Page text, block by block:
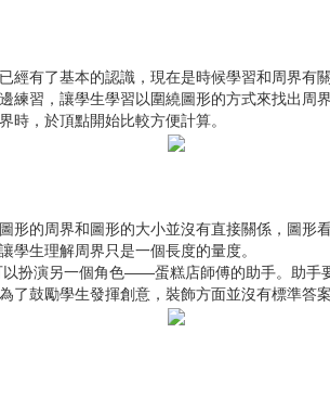
有了基本的認識，現在是時候學習和周界有
習，讓學生學習以圍繞圖形的方式來找出周界
，於頂點開始比較方便計算。
的周界和圖形的大小並沒有直接關係，圖形
學生理解周界只是一個長度的量度。
演另一個角色——蛋糕店師傅的助手。助手
鼓勵學生發揮創意，裝飾方面並沒有標準答案